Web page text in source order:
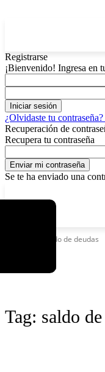
Registrarse
¡Bienvenido! Ingresa en
¿Olvidaste tu
Recuperación de
Recupera tu contraseña
Se te ha enviado una
Saldo de deudas
Tag: saldo